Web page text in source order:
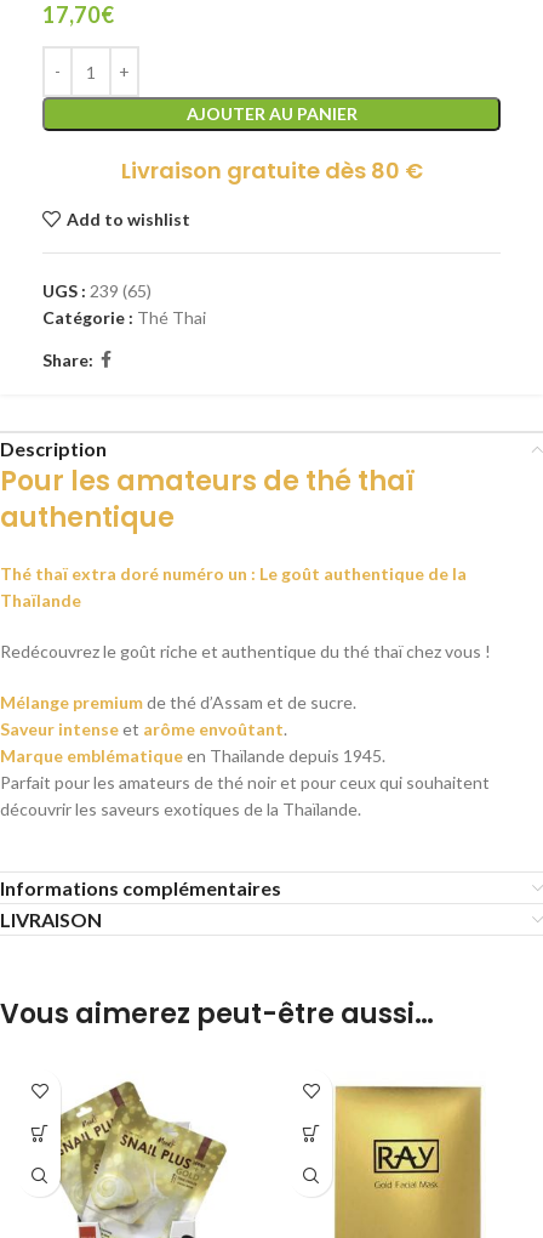
17,70€
AJOUTER AU PANIER
Livraison gratuite dès 80 €
Add to wishlist
UGS : 239 (65)
Catégorie : Thé Thai
Share:
Description
Pour les amateurs de thé thaï
authentique
Thé thaï extra doré numéro un : Le goût authentique de la
Thaïlande
Redécouvrez le goût riche et authentique du thé thaï chez vous !
Mélange premiumde thé d’Assam et de sucre.
Saveur intenseet arôme envoûtant.
Marque emblématiqueen Thaïlande depuis 1945.
Parfait pour les amateurs de thé noir et pour ceux qui souhaitent
découvrir les saveurs exotiques de la Thaïlande.
Informations complémentaires
LIVRAISON
Vous aimerez peut-être aussi…